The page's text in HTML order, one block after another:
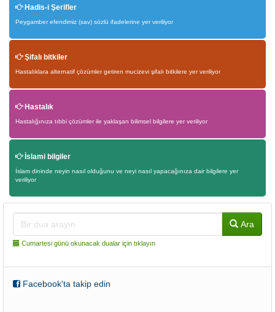
Hadis-i Şerifler
Peygamber efendimiz (sav) sözlü ifadelerine yer veriliyor
Şifalı bitkiler
Hastalıklara alternatif çözümler getiren mucizevi şifalı bitkilere yer veriliyor
Hastalık
Hastalığınıza tıbbi çözümler ile yaklaşan bilimsel bilgilere yer veriliyor
İslami bilgiler
İslam dininde neyin nasıl olduğunu ve neyi nasıl yapacağınıza dair bilgilere yer
veriliyor
Ara
Cumartesi günü okunacak dualar için tıklayın
Facebook'ta takip edin